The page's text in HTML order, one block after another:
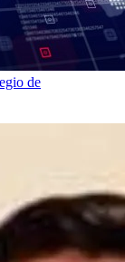
de